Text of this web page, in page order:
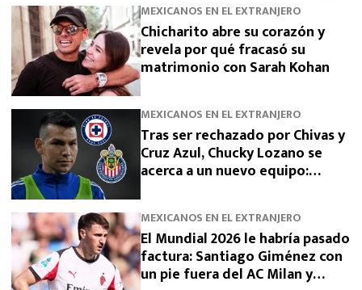
MEXICANOS EN EL EXTRANJERO
Chicharito abre su corazón y
revela por qué fracasó su
matrimonio con Sarah Kohan
MEXICANOS EN EL EXTRANJERO
Tras ser rechazado por Chivas y
Cruz Azul, Chucky Lozano se
acerca a un nuevo equipo:
MEXICANOS EN EL EXTRANJERO
El Mundial 2026 le habría pasado
factura: Santiago Giménez con
un pie fuera del AC Milan y